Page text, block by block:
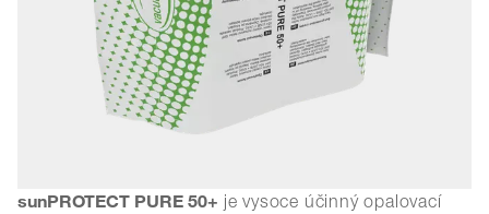
sunPROTECT PURE 50+ je vysoce účinný opalovací